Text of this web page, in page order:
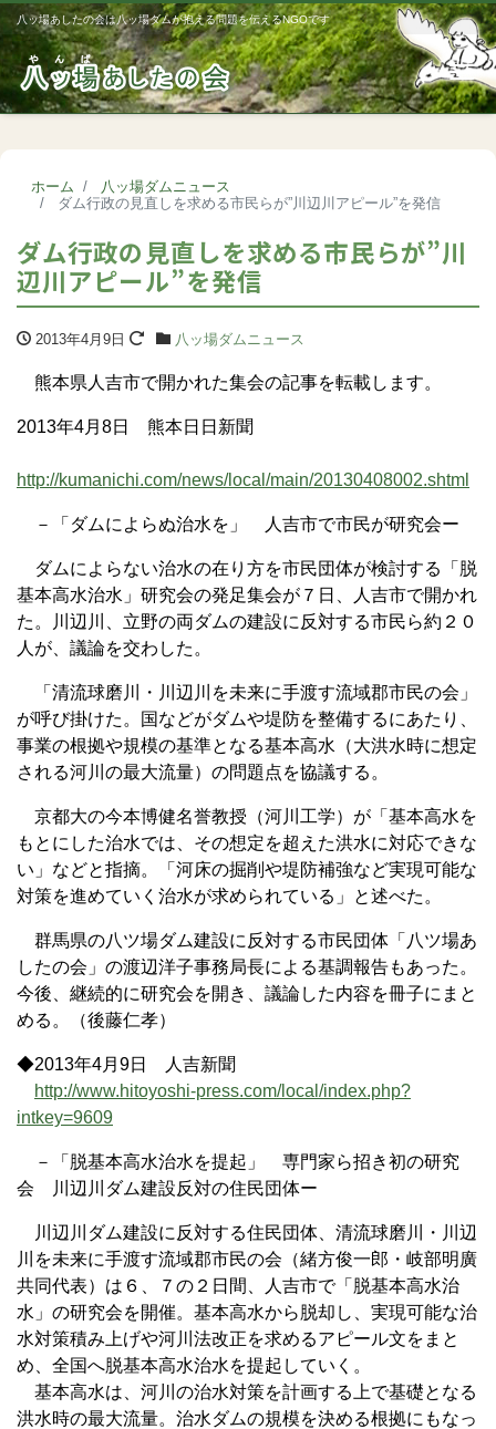
八ッ場あしたの会は八ッ場ダムが抱える問題を伝えるNGOです
ホーム
八ッ場ダムニュース
ダム行政の見直しを求める市民らが”川辺川アピール”を発信
ダム行政の見直しを求める市民らが”川
辺川アピール”を発信
2013年4月9日 八ッ場ダムニュース
熊本県人吉市で開かれた集会の記事を転載します。
2013年4月8日 熊本日日新聞
http://kumanichi.com/news/local/main/20130408002.shtml
－「ダムによらぬ治水を」 人吉市で市民が研究会ー
ダムによらない治水の在り方を市民団体が検討する「脱
基本高水治水」研究会の発足集会が７日、人吉市で開かれ
た。川辺川、立野の両ダムの建設に反対する市民ら約２０
人が、議論を交わした。
「清流球磨川・川辺川を未来に手渡す流域郡市民の会」
が呼び掛けた。国などがダムや堤防を整備するにあたり、
事業の根拠や規模の基準となる基本高水（大洪水時に想定
される河川の最大流量）の問題点を協議する。
京都大の今本博健名誉教授（河川工学）が「基本高水を
もとにした治水では、その想定を超えた洪水に対応できな
い」などと指摘。「河床の掘削や堤防補強など実現可能な
対策を進めていく治水が求められている」と述べた。
群馬県の八ツ場ダム建設に反対する市民団体「八ツ場あ
したの会」の渡辺洋子事務局長による基調報告もあった。
今後、継続的に研究会を開き、議論した内容を冊子にまと
める。（後藤仁孝）
◆2013年4月9日 人吉新聞
http://www.hitoyoshi-press.com/local/index.php?
intkey=9609
－「脱基本高水治水を提起」 専門家ら招き初の研究
会 川辺川ダム建設反対の住民団体ー
川辺川ダム建設に反対する住民団体、清流球磨川・川辺
川を未来に手渡す流域郡市民の会（緒方俊一郎・岐部明廣
共同代表）は６、７の２日間、人吉市で「脱基本高水治
水」の研究会を開催。基本高水から脱却し、実現可能な治
水対策積み上げや河川法改正を求めるアピール文をまと
め、全国へ脱基本高水治水を提起していく。
基本高水は、河川の治水対策を計画する上で基礎となる
洪水時の最大流量。治水ダムの規模を決める根拠にもなっ